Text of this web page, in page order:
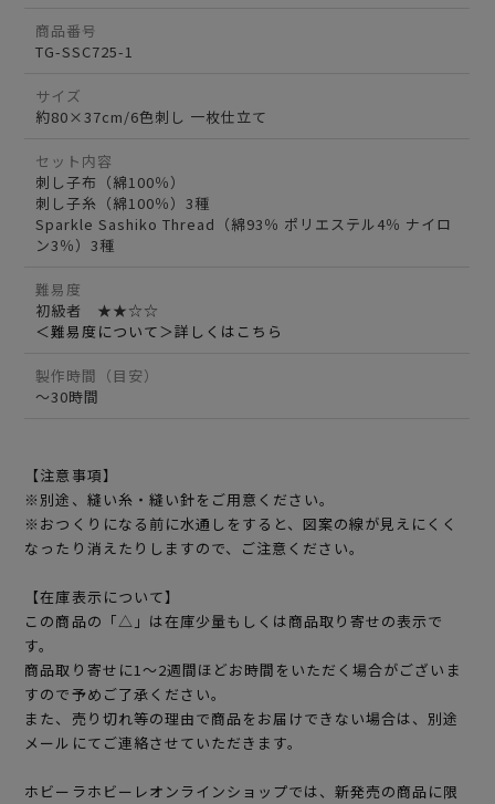
商品番号
TG-SSC725-1
サイズ
約80×37cm/6色刺し 一枚仕立て
セット内容
刺し子布（綿100％）
刺し子糸（綿100％）3種
Sparkle Sashiko Thread（綿93％ ポリエステル4％ ナイロ
ン3％）3種
難易度
初級者 ★★☆☆
＜難易度について＞詳しくはこちら
製作時間（目安）
～30時間
【注意事項】
※別途、縫い糸・縫い針をご用意ください。
※おつくりになる前に水通しをすると、図案の線が見えにくく
なったり消えたりしますので、ご注意ください。
【在庫表示について】
この商品の「△」は在庫少量もしくは商品取り寄せの表示で
す。
商品取り寄せに1～2週間ほどお時間をいただく場合がございま
すので予めご了承ください。
また、売り切れ等の理由で商品をお届けできない場合は、別途
メールにてご連絡させていただきます。
ホビーラホビーレオンラインショップでは、新発売の商品に限